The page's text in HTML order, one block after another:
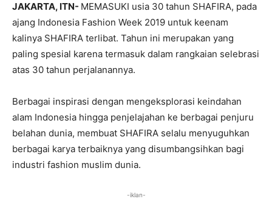
JAKARTA, ITN- MEMASUKI usia 30 tahun SHAFIRA, pada
ajang Indonesia Fashion Week 2019 untuk keenam
kalinya SHAFIRA terlibat. Tahun ini merupakan yang
paling spesial karena termasuk dalam rangkaian selebrasi
atas 30 tahun perjalanannya.
Berbagai inspirasi dengan mengeksplorasi keindahan
alam Indonesia hingga penjelajahan ke berbagai penjuru
belahan dunia, membuat SHAFIRA selalu menyuguhkan
berbagai karya terbaiknya yang disumbangsihkan bagi
industri fashion muslim dunia.
-iklan-